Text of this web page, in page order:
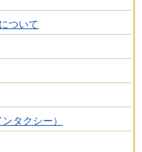
ついて
タクシー）